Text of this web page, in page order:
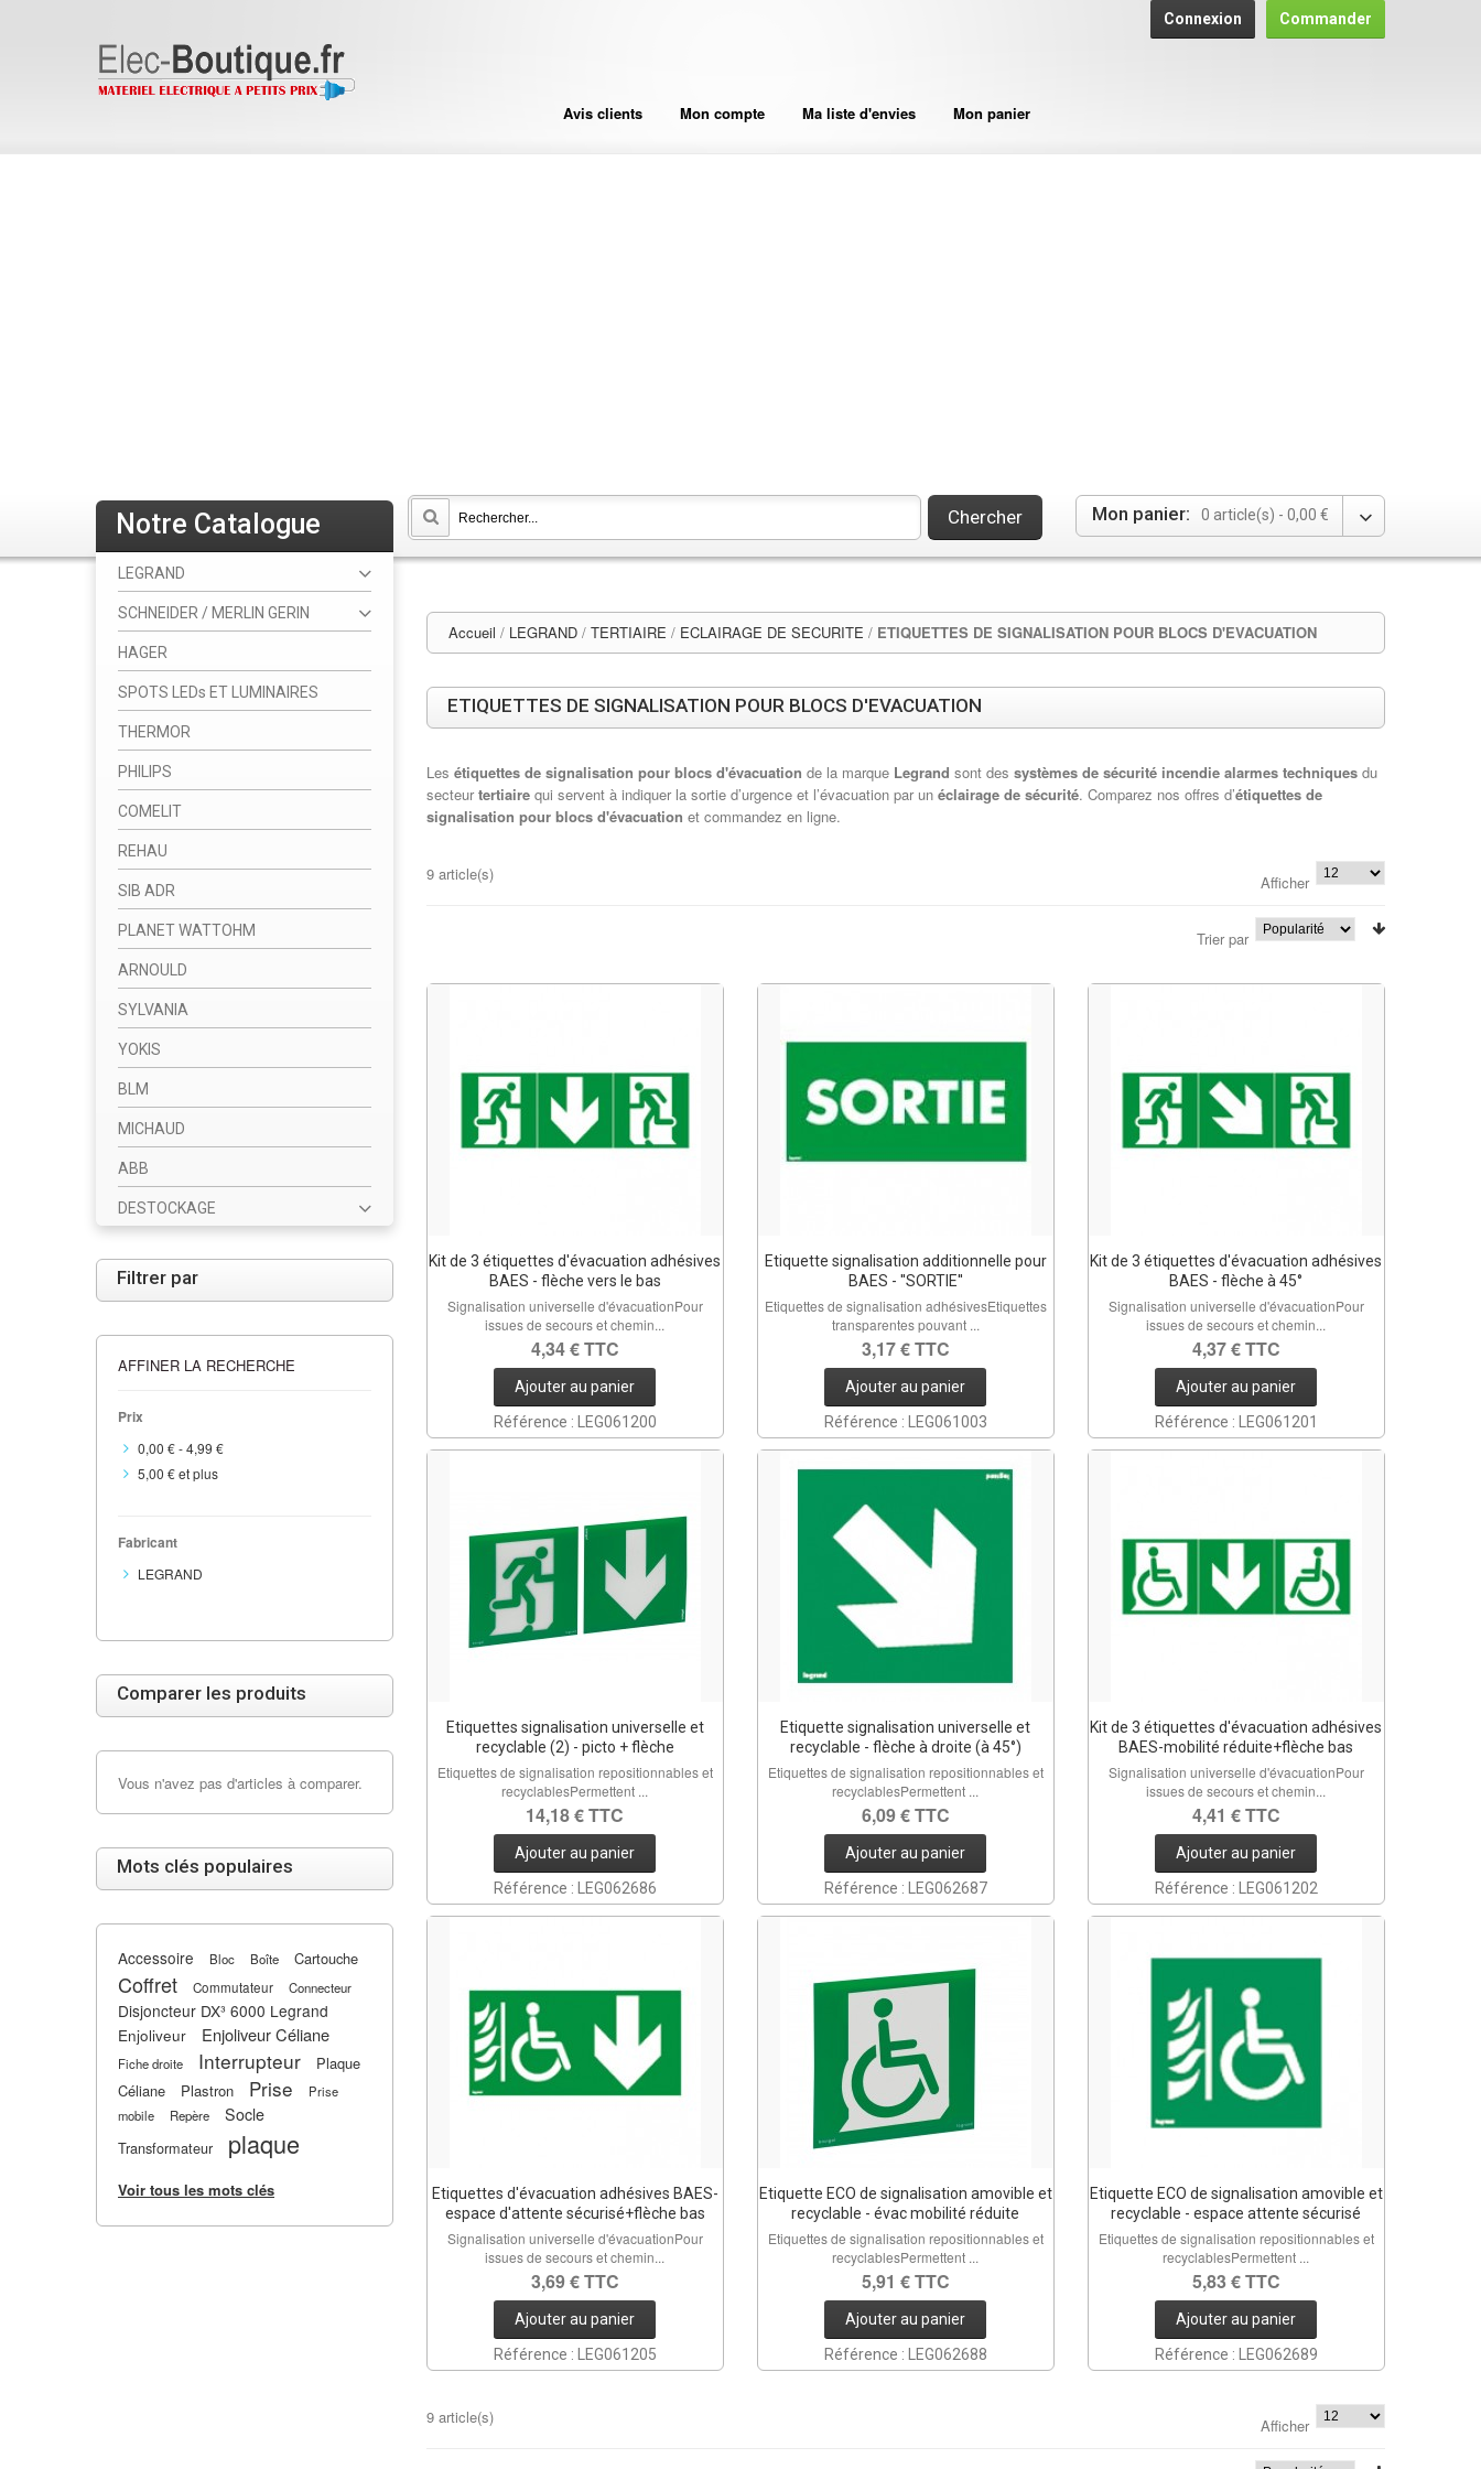
Connexion Commander
Avis clients Mon compte Ma liste d'envies Mon panier
Mon panier: 0 article(s) - 0,00 €
Chercher
Accueil / LEGRAND / TERTIAIRE / ECLAIRAGE DE SECURITE / ETIQUETTES DE SIGNALISATION POUR BLOCS D'EVACUATION
ETIQUETTES DE SIGNALISATION POUR BLOCS D'EVACUATION
Les étiquettes de signalisation pour blocs d'évacuation de la marque Legrand sont des systèmes de sécurité incendie alarmes techniques du
secteur tertiaire qui servent à indiquer la sortie d’urgence et l’évacuation par un éclairage de sécurité. Comparez nos offres d’étiquettes de
signalisation pour blocs d'évacuation et commandez en ligne.
9 article(s) Afficher
Trier par
Kit de 3 étiquettes d'évacuation adhésives
BAES - flèche vers le bas
Signalisation universelle d'évacuationPour
issues de secours et chemin...
4,34 € TTC
Ajouter au panier
Référence : LEG061200
Etiquette signalisation additionnelle pour
BAES - ''SORTIE''
Etiquettes de signalisation adhésivesEtiquettes
transparentes pouvant ...
3,17 € TTC
Ajouter au panier
Référence : LEG061003
Kit de 3 étiquettes d'évacuation adhésives
BAES - flèche à 45°
Signalisation universelle d'évacuationPour
issues de secours et chemin...
4,37 € TTC
Ajouter au panier
Référence : LEG061201
Etiquettes signalisation universelle et
recyclable (2) - picto + flèche
Etiquettes de signalisation repositionnables et
recyclablesPermettent ...
14,18 € TTC
Ajouter au panier
Référence : LEG062686
Etiquette signalisation universelle et
recyclable - flèche à droite (à 45°)
Etiquettes de signalisation repositionnables et
recyclablesPermettent ...
6,09 € TTC
Ajouter au panier
Référence : LEG062687
Kit de 3 étiquettes d'évacuation adhésives
BAES-mobilité réduite+flèche bas
Signalisation universelle d'évacuationPour
issues de secours et chemin...
4,41 € TTC
Ajouter au panier
Référence : LEG061202
Etiquettes d'évacuation adhésives BAES-
espace d'attente sécurisé+flèche bas
Signalisation universelle d'évacuationPour
issues de secours et chemin...
3,69 € TTC
Ajouter au panier
Référence : LEG061205
Etiquette ECO de signalisation amovible et
recyclable - évac mobilité réduite
Etiquettes de signalisation repositionnables et
recyclablesPermettent ...
5,91 € TTC
Ajouter au panier
Référence : LEG062688
Etiquette ECO de signalisation amovible et
recyclable - espace attente sécurisé
Etiquettes de signalisation repositionnables et
recyclablesPermettent ...
5,83 € TTC
Ajouter au panier
Référence : LEG062689
9 article(s) Afficher
Notre Catalogue
LEGRAND
SCHNEIDER / MERLIN GERIN
HAGER
SPOTS LEDs ET LUMINAIRES
THERMOR
PHILIPS
COMELIT
REHAU
SIB ADR
PLANET WATTOHM
ARNOULD
SYLVANIA
YOKIS
BLM
MICHAUD
ABB
DESTOCKAGE
Filtrer par
AFFINER LA RECHERCHE
Prix
0,00 €-4,99 €
5,00 €et plus
Fabricant
LEGRAND
Comparer les produits
Vous n'avez pas d'articles à comparer.
Mots clés populaires
Accessoire Bloc Boîte Cartouche
Coffret Commutateur Connecteur
Disjoncteur DX³ 6000 Legrand
Enjoliveur
Enjoliveur Céliane
Fiche droite Interrupteur
Plaque
Céliane
Plastron Prise
Prise
mobile
Repère Socle
Transformateur plaque
Voir tous les mots clés